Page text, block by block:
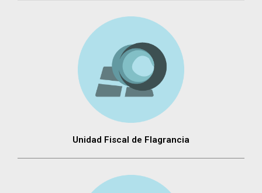
Unidad Fiscal de Flagrancia